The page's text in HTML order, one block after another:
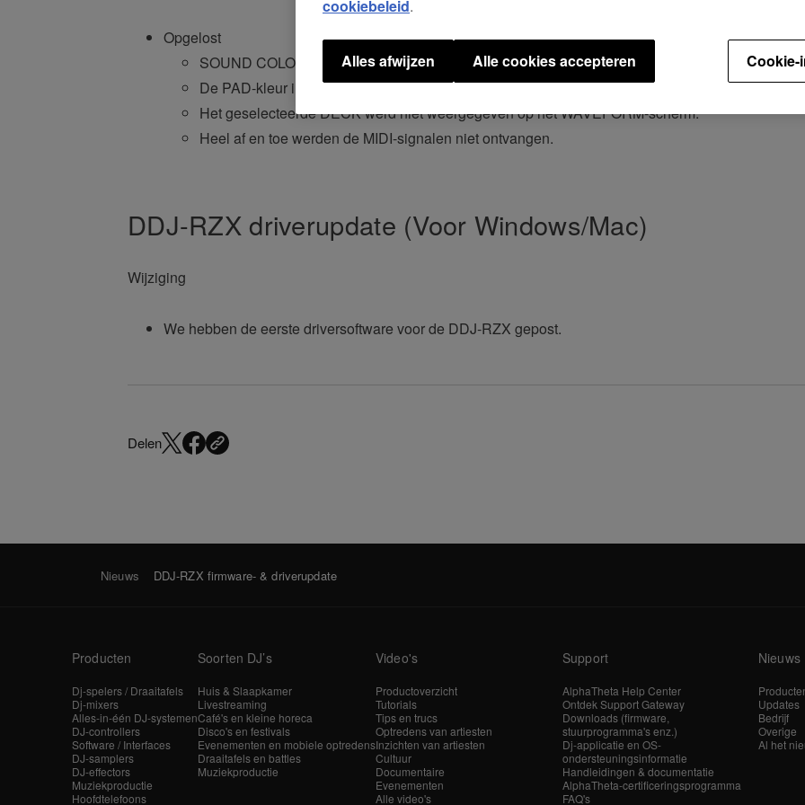
Opgelost
SOUND COLOR FX werkte niet correct.
De PAD-kleur in SAMPLER-modus werkte niet correct.
Het geselecteerde DECK werd niet weergegeven op het WAVEFORM-scherm.
Heel af en toe werden de MIDI-signalen niet ontvangen.
DDJ-RZX driverupdate (Voor Windows/Mac)
Wijziging
We hebben de eerste driversoftware voor de DDJ-RZX gepost.
Delen
Nieuws DDJ-RZX firmware- & driverupdate
Producten
Dj-spelers / Draaitafels
Dj-mixers
Alles-in-één DJ-systemen
DJ-controllers
Software / Interfaces
DJ-samplers
DJ-effectors
Muziekproductie
Hoofdtelefoons
Soorten DJ’s
Huis & Slaapkamer
Livestreaming
Café's en kleine horeca
Disco's en festivals
Evenementen en mobiele optredens
Draaitafels en battles
Muziekproductie
Video's
Productoverzicht
Tutorials
Tips en trucs
Optredens van artiesten
Inzichten van artiesten
Cultuur
Documentaire
Evenementen
Alle video's
Support
AlphaTheta Help Center
Ontdek Support Gateway
Downloads (firmware,
stuurprogramma's enz.)
Dj-applicatie en OS-
ondersteuningsinformatie
Handleidingen & documentatie
AlphaTheta-certificeringsprogramma
FAQ's
Nieuws
Updates
Bedrijf
Overige
Al het
cookiebeleid.
Cookie-
Alles afwijzen Alle cookies accepteren